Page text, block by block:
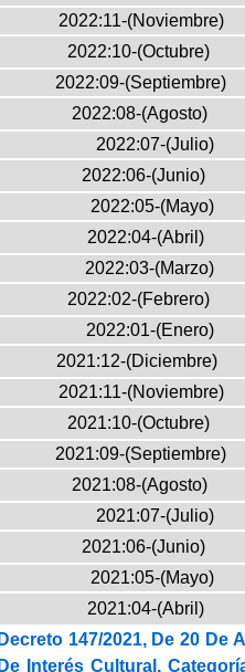
2022:11-(Noviembre)
2022:10-(Octubre)
2022:09-(Septiembre)
2022:08-(Agosto)
2022:07-(Julio)
2022:06-(Junio)
2022:05-(Mayo)
2022:04-(Abril)
2022:03-(Marzo)
2022:02-(Febrero)
2022:01-(Enero)
2021:12-(Diciembre)
2021:11-(Noviembre)
2021:10-(Octubre)
2021:09-(Septiembre)
2021:08-(Agosto)
2021:07-(Julio)
2021:06-(Junio)
2021:05-(Mayo)
2021:04-(Abril)
Decreto 147/2021, De 20
De Interés Cultural,